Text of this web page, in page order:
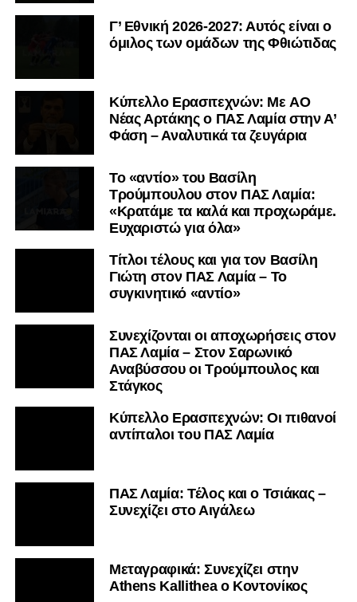
Γ’ Εθνική 2026-2027: Αυτός είναι ο
όμιλος των ομάδων της Φθιώτιδας
Kύπελλο Ερασιτεχνών: Με AO
Nέας Αρτάκης ο ΠΑΣ Λαμία στην Α’
Φάση – Αναλυτικά τα ζευγάρια
Το «αντίο» του Βασίλη
Τρούμπουλου στον ΠΑΣ Λαμία:
«Κρατάμε τα καλά και προχωράμε.
Ευχαριστώ για όλα»
Τίτλοι τέλους και για τον Βασίλη
Γιώτη στον ΠΑΣ Λαμία – Το
συγκινητικό «αντίο»
Συνεχίζονται οι αποχωρήσεις στον
ΠΑΣ Λαμία – Στον Σαρωνικό
Αναβύσσου οι Τρούμπουλος και
Στάγκος
Κύπελλο Ερασιτεχνών: Οι πιθανοί
αντίπαλοι του ΠΑΣ Λαμία
ΠΑΣ Λαμία: Τέλος και ο Τσιάκας –
Συνεχίζει στο Αιγάλεω
Mεταγραφικά: Συνεχίζει στην
Athens Kallithea ο Κοντονίκος